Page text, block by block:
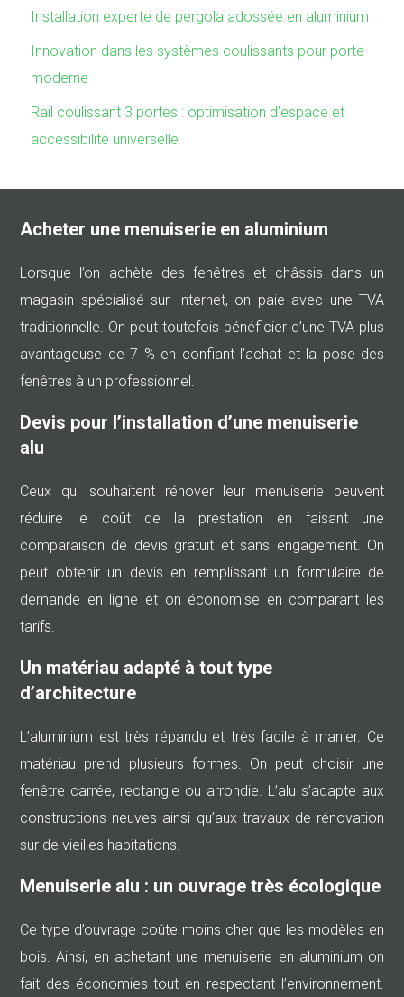
Installation experte de pergola adossée en aluminium
Innovation dans les systèmes coulissants pour porte
moderne
Rail coulissant 3 portes : optimisation d’espace et
accessibilité universelle
Acheter une menuiserie en aluminium
Lorsque l’on achète des fenêtres et châssis dans un
magasin spécialisé sur Internet, on paie avec une TVA
traditionnelle. On peut toutefois bénéficier d’une TVA plus
avantageuse de 7 % en confiant l’achat et la pose des
fenêtres à un professionnel.
Devis pour l’installation d’une menuiserie
alu
Ceux qui souhaitent rénover leur menuiserie peuvent
réduire le coût de la prestation en faisant une
comparaison de devis gratuit et sans engagement. On
peut obtenir un devis en remplissant un formulaire de
demande en ligne et on économise en comparant les
tarifs.
Un matériau adapté à tout type
d’architecture
L’aluminium est très répandu et très facile à manier. Ce
matériau prend plusieurs formes. On peut choisir une
fenêtre carrée, rectangle ou arrondie. L’alu s’adapte aux
constructions neuves ainsi qu’aux travaux de rénovation
sur de vieilles habitations.
Menuiserie alu : un ouvrage très écologique
Ce type d’ouvrage coûte moins cher que les modèles en
bois. Ainsi, en achetant une menuiserie en aluminium on
fait des économies tout en respectant l’environnement.